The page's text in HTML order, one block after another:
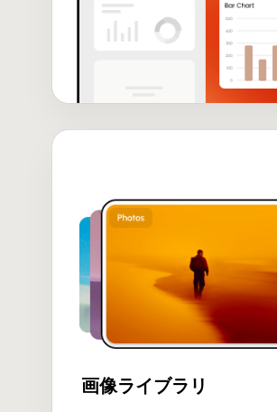
画像ライブラリ